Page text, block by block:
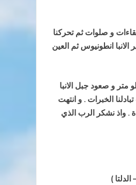
و صلوات ثم تحركنا
الانبا انطونيوس ثم العين
و صعود جبل الانبا
الخبرات . و انتهت
. واذ نشكر الرب الذي
)